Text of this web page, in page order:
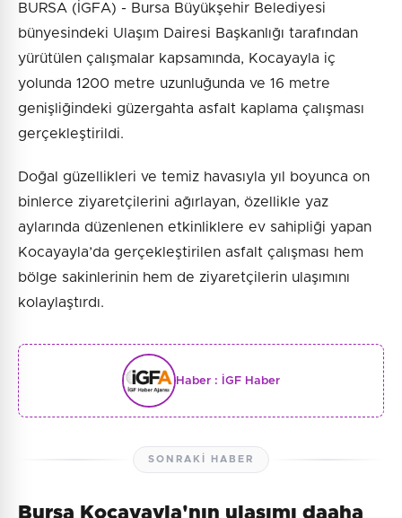
BURSA (İGFA) - Bursa Büyükşehir Belediyesi
bünyesindeki Ulaşım Dairesi Başkanlığı tarafından
yürütülen çalışmalar kapsamında, Kocayayla iç
yolunda 1200 metre uzunluğunda ve 16 metre
genişliğindeki güzergahta asfalt kaplama çalışması
gerçekleştirildi.
Doğal güzellikleri ve temiz havasıyla yıl boyunca on
binlerce ziyaretçilerini ağırlayan, özellikle yaz
aylarında düzenlenen etkinliklere ev sahipliği yapan
Kocayayla’da gerçekleştirilen asfalt çalışması hem
bölge sakinlerinin hem de ziyaretçilerin ulaşımını
kolaylaştırdı.
Haber : İGF Haber
SONRAKI HABER
Bursa Kocayayla'nın ulaşımı daaha